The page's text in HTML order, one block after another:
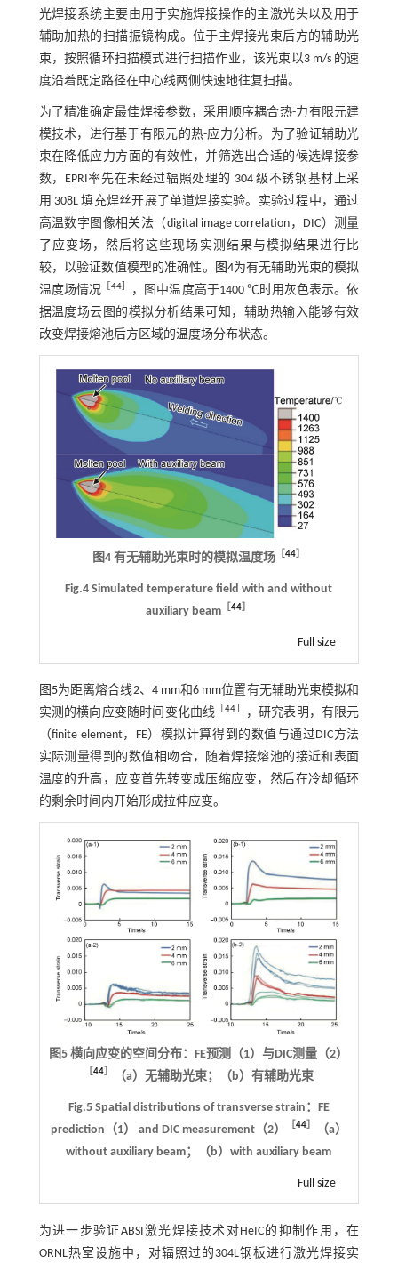
光焊接系统主要由用于实施焊接操作的主激光头以及用于
辅助加热的扫描振镜构成。位于主焊接光束后方的辅助光
束，按照循环扫描模式进行扫描作业，该光束以3 m/s 的速
度沿着既定路径在中心线两侧快速地往复扫描。
为了精准确定最佳焊接参数，采用顺序耦合热-力有限元建
模技术，进行基于有限元的热-应力分析。为了验证辅助光
束在降低应力方面的有效性，并筛选出合适的候选焊接参
数，EPRI率先在未经过辐照处理的 304 级不锈钢基材上采
用 308L 填充焊丝开展了单道焊接实验。实验过程中，通过
高温数字图像相关法（digital image correlation，DIC）测量
了应变场，然后将这些现场实测结果与模拟结果进行比
较，以验证数值模型的准确性。
图4为有无辅助光束的模拟
温度场情况 ［44
，图中温度高于1400 ℃时用灰色表示。依
据温度场云图的模拟分析结果可知，辅助热输入能够有效
改变焊接熔池后方区域的温度场分布状态。
图4 有无辅助光束时的模拟温度场［ 44］
Fig.4 Simulated temperature field with and without
auxiliary beam ［44］
Full size
图5为距离熔合线2、4 mm和6 mm位置有无辅助光束模拟和
实测的横向应变随时间变化曲线 ［44
，研究表明，有限元
（finite element，FE）模拟计算得到的数值与通过DIC方法
实际测量得到的数值相吻合，随着焊接熔池的接近和表面
温度的升高，应变首先转变成压缩应变，然后在冷却循环
的剩余时间内开始形成拉伸应变。
图5 横向应变的空间分布：FE预测（1）与DIC测量（2）
［44］ （a）无辅助光束；（b）有辅助光束
Fig.5 Spatial distributions of transverse strain：FE
prediction（1） and DIC measurement（2）
［44］
（a）
without auxiliary beam；（b）with auxiliary beam
Full size
为进一步验证ABSI激光焊接技术对HeIC的抑制作用，在
ORNL热室设施中，对辐照过的304L钢板进行激光焊接实